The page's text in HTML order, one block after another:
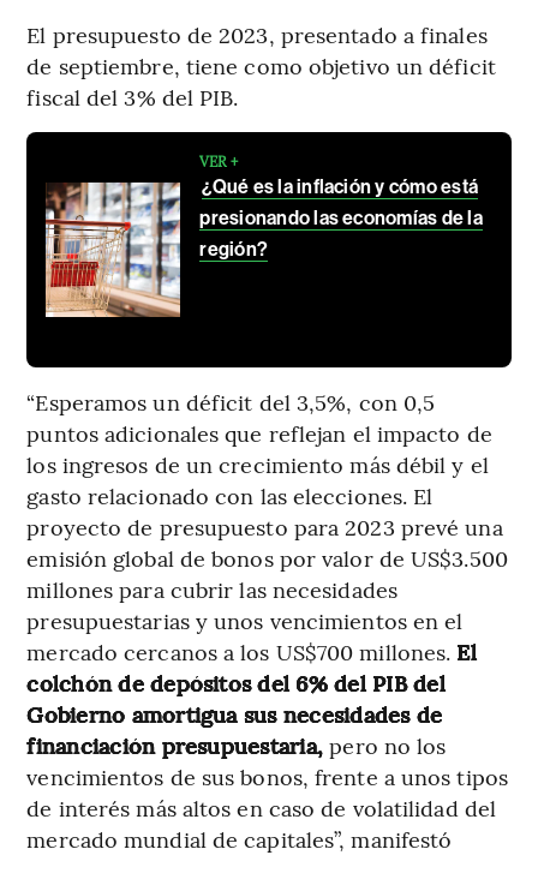
El presupuesto de 2023, presentado a finales
de septiembre, tiene como objetivo un déficit
fiscal del 3% del PIB.
VER +
¿Qué es la inflación y cómo está
presionando las economías de la
región?
“Esperamos un déficit del 3,5%, con 0,5
puntos adicionales que reflejan el impacto de
los ingresos de un crecimiento más débil y el
gasto relacionado con las elecciones. El
proyecto de presupuesto para 2023 prevé una
emisión global de bonos por valor de US$3.500
millones para cubrir las necesidades
presupuestarias y unos vencimientos en el
mercado cercanos a los US$700 millones. El
colchón de depósitos del 6% del PIB del
Gobierno amortigua sus necesidades de
financiación presupuestaria,pero no los
vencimientos de sus bonos, frente a unos tipos
de interés más altos en caso de volatilidad del
mercado mundial de capitales”, manifestó